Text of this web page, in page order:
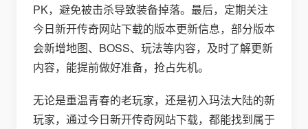
PK，避免被击杀导致装备掉落。最后，定期关注
今日新开传奇网站下载的版本更新信息，部分版本
会新增地图、BOSS、玩法等内容，及时了解更新
内容，能提前做好准备，抢占先机。
无论是重温青春的老玩家，还是初入玛法大陆的新
玩家，通过今日新开传奇网站下载，都能找到属于